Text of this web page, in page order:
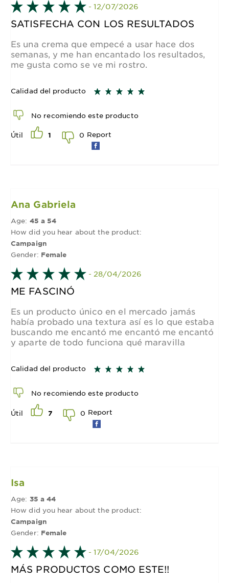
- 12/07/2026
SATISFECHA CON LOS RESULTADOS
Es una crema que empecé a usar hace dos
semanas, y me han encantado los resultados,
me gusta como se ve mi rostro.
Calidad del producto
No recomiendo este producto
Útil 1 0 Report
Ana Gabriela
Age: 45 a 54
How did you hear about the product:
Campaign
Gender: Female
- 28/04/2026
ME FASCINÓ
Es un producto único en el mercado jamás
había probado una textura así es lo que estaba
buscando me encantó me encantó me encantó
y aparte de todo funciona qué maravilla
Calidad del producto
No recomiendo este producto
Útil 7 0 Report
Isa
Age: 35 a 44
How did you hear about the product:
Campaign
Gender: Female
- 17/04/2026
MÁS PRODUCTOS COMO ESTE!!